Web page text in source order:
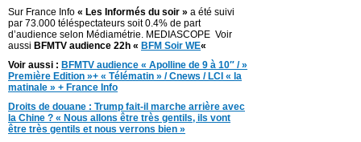
Sur France Info « Les Informés du soir » a été suivi
par 73.000 téléspectateurs soit 0.4% de part
d’audience selon Médiamétrie. MEDIASCOPE Voir
aussi BFMTV audience 22h « BFM Soir WE«
Voir aussi : BFMTV audience « Apolline de 9 à 10″ / »
Première Edition »+ « Télématin » / Cnews / LCI « la
matinale » + France Info
Droits de douane : Trump fait-il marche arrière avec
la Chine ? « Nous allons être très gentils, ils vont
être très gentils et nous verrons bien »